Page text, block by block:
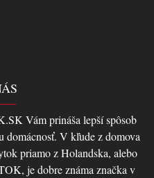
Vám prináša lepší spôsob
domácnosť. V kľude z domova
priamo z Holandska, alebo
je dobre známa značka v